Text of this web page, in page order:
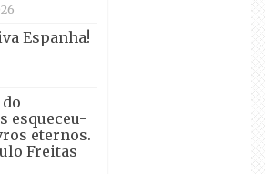
Espanha!
esqueceu-
eternos.
Freitas